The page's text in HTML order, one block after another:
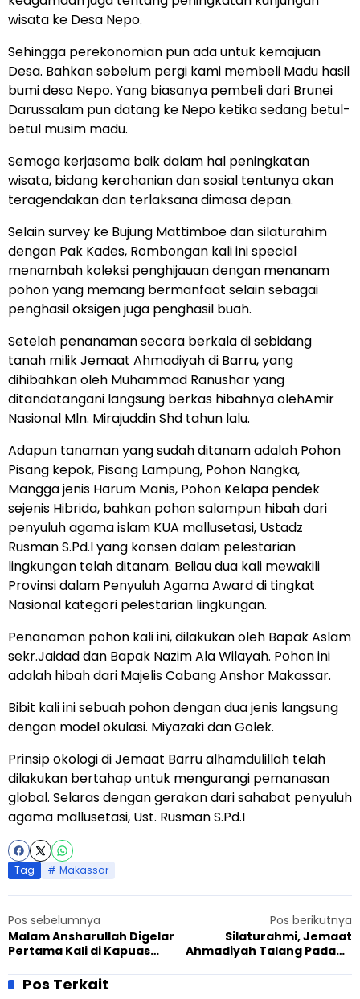
wisata ke Desa Nepo.
Sehingga perekonomian pun ada untuk kemajuan
Desa. Bahkan sebelum pergi kami membeli Madu hasil
bumi desa Nepo. Yang biasanya pembeli dari Brunei
Darussalam pun datang ke Nepo ketika sedang betul-
betul musim madu.
Semoga kerjasama baik dalam hal peningkatan
wisata, bidang kerohanian dan sosial tentunya akan
teragendakan dan terlaksana dimasa depan.
Selain survey ke Bujung Mattimboe dan silaturahim
dengan Pak Kades, Rombongan kali ini special
menambah koleksi penghijauan dengan menanam
pohon yang memang bermanfaat selain sebagai
penghasil oksigen juga penghasil buah.
Setelah penanaman secara berkala di sebidang
tanah milik Jemaat Ahmadiyah di Barru, yang
dihibahkan oleh Muhammad Ranushar yang
ditandatangani langsung berkas hibahnya olehAmir
Nasional Mln. Mirajuddin Shd tahun lalu.
Adapun tanaman yang sudah ditanam adalah Pohon
Pisang kepok, Pisang Lampung, Pohon Nangka,
Mangga jenis Harum Manis, Pohon Kelapa pendek
sejenis Hibrida, bahkan pohon salampun hibah dari
penyuluh agama islam KUA mallusetasi, Ustadz
Rusman S.Pd.I yang konsen dalam pelestarian
lingkungan telah ditanam. Beliau dua kali mewakili
Provinsi dalam Penyuluh Agama Award di tingkat
Nasional kategori pelestarian lingkungan.
Penanaman pohon kali ini, dilakukan oleh Bapak Aslam
sekr.Jaidad dan Bapak Nazim Ala Wilayah. Pohon ini
adalah hibah dari Majelis Cabang Anshor Makassar.
Bibit kali ini sebuah pohon dengan dua jenis langsung
dengan model okulasi. Miyazaki dan Golek.
Prinsip okologi di Jemaat Barru alhamdulillah telah
dilakukan bertahap untuk mengurangi pemanasan
global. Selaras dengan gerakan dari sahabat penyuluh
agama mallusetasi, Ust. Rusman S.Pd.I
Tag Makassar
Pos sebelumnya
Malam Ansharullah Digelar
Pertama Kali di Kapuas
Pos berikutnya
Silaturahmi, Jemaat
Ahmadiyah Talang Padang
Kemenag
Pos Terkait